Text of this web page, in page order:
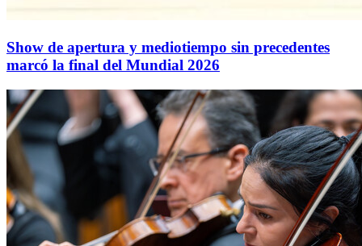
Show de apertura y mediotiempo sin precedentes
marcó la final del Mundial 2026